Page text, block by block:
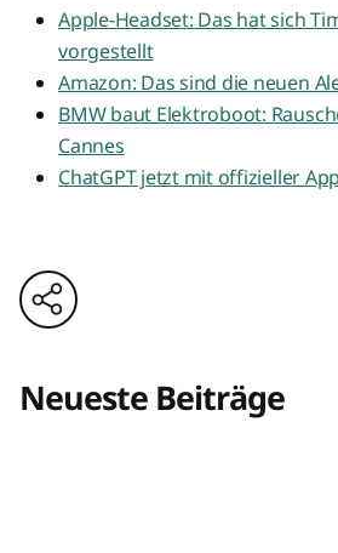
Apple-Headset: Das hat sich
vorgestellt
Amazon: Das sind die neuen
BMW baut Elektroboot:
Cannes
ChatGPT jetzt mit offizieller App
Neueste Beiträge